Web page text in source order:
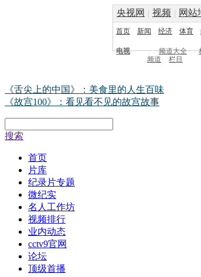
央视网 | 视频 | 网站
首页 新闻 经济 体育
电视 频道大全
频道
栏目
《舌尖上的中国》：美食里的人生百味
《故宫100》：看见看不见的故宫故事
搜索
首页
片库
纪录片专题
微纪实
名人工作坊
视频排行
业内动态
cctv9官网
论坛
顶级首播